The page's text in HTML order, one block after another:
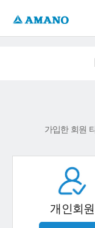
가입한 회원
개인회원